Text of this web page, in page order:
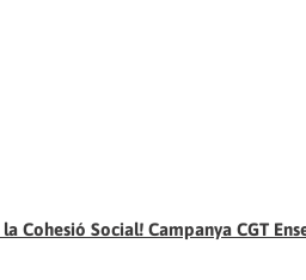
Social! Campanya CGT